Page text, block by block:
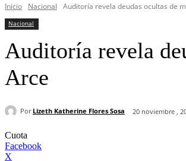
Inicio Nacional Auditoría revela deudas ocultas de
Nacional
Auditoría revela
Arce
Por Lizeth Katherine Flores Sosa 20 noviembre ,
Cuota
Facebook
X